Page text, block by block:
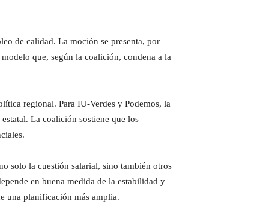
de calidad. La moción se presenta, por
que, según la coalición, condena a la
regional. Para IU-Verdes y Podemos, la
La coalición sostiene que los
solo la cuestión salarial, sino también otros
en buena medida de la estabilidad y
una planificación más amplia.